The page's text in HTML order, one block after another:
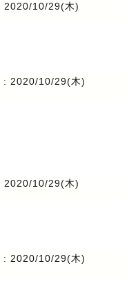
2020/10/29(木)
: 2020/10/29(木)
2020/10/29(木)
: 2020/10/29(木)